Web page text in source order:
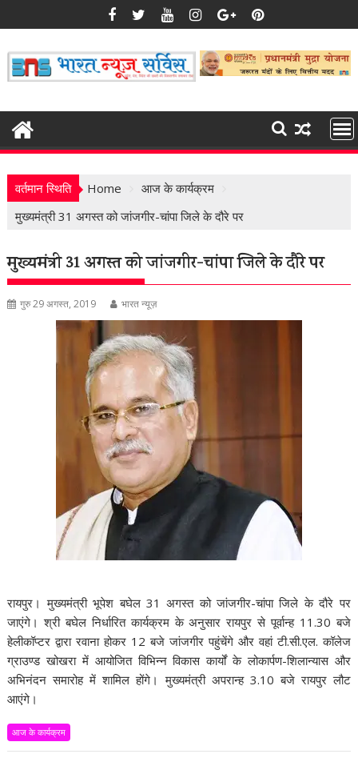
to
वर्तमान स्थिति Home
आज के कार्यक्रम
मुख्यमंत्री 31 अगस्त को जांजगीर-चांपा जिले के दौरे पर
मुख्यमंत्री 31 अगस्त को जांजगीर-चांपा जिले के दौरे पर
गुरु 29 अगस्त, 2019 भारत न्यूज़
रायपुर। मुख्यमंत्री भूपेश बघेल 31 अगस्त को जांजगीर-चांपा जिले के दौरे पर
जाएंगे। श्री बघेल निर्धारित कार्यक्रम के अनुसार रायपुर से पूर्वान्ह 11.30 बजे
हेलीकॉप्टर द्वारा रवाना होकर 12 बजे जांजगीर पहुंचेंगे और वहां टी.सी.एल. कॉलेज
ग्राउण्ड खोखरा में आयोजित विभिन्न विकास कार्यों के लोकार्पण-शिलान्यास और
अभिनंदन समारोह में शामिल होंगे। मुख्यमंत्री अपरान्ह 3.10 बजे रायपुर लौट
आएंगे।
आज के कार्यक्रम